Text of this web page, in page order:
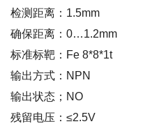
检测距离：1.5mm
确保距离：0…1.2mm
标准标靶：Fe 8*8*1t
输出方式：NPN
输出状态；NO
残留电压：≤2.5V